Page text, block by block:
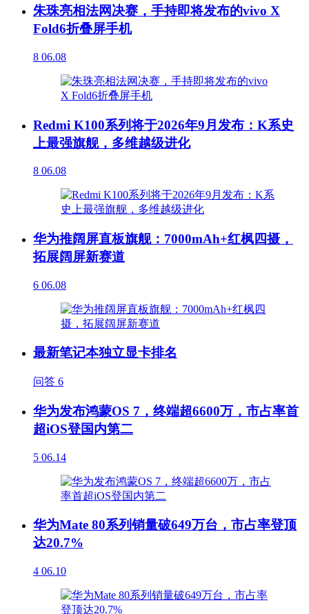
朱珠亮相法网决赛，手持即将发布的vivo X
Fold6折叠屏手机
8 06.08
Redmi K100系列将于2026年9月发布：K系史
上最强旗舰，多维越级进化
8 06.08
华为推阔屏直板旗舰：7000mAh+红枫四摄，
拓展阔屏新赛道
6 06.08
最新笔记本独立显卡排名
问答 6
华为发布鸿蒙OS 7，终端超6600万，市占率首
超iOS登国内第二
5 06.14
华为Mate 80系列销量破649万台，市占率登顶
达20.7%
4 06.10